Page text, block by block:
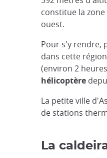
constitue la
ouest.
Pour s'y rendre,
dans cette
(environ 2
hélicoptère
La petite ville
de stations
La